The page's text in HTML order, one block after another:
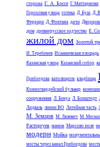
сторона Г. А. Боссе Г. Маттарнови
Гороховая улица готика Д. Буш Д.
Феррари Д. Фонтана дачи
дом древнерусское зодчество Е.
жилой дом Золотой
И. Теребенев Исаакиевская площадь
Казанская улица Казанский собор
Грибоедова католицизм кладбища
Конногвардейский бульвар
сооружения Л. Бенуа Л. Бонштедт
Лидваль линии ВО Литейная часть
М. Земцов М. Лялевич М.
Расторгуев манеж Марсово поле
модерн Мойка
мосты через канал Грибоедова